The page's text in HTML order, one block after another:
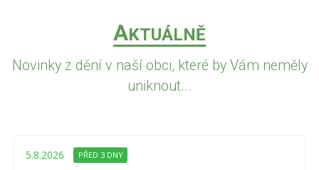
AKTUÁLNĚ
Novinky z dění v naší obci, které by Vám neměly
uniknout...
5.8.2026 PŘED 3 DNY